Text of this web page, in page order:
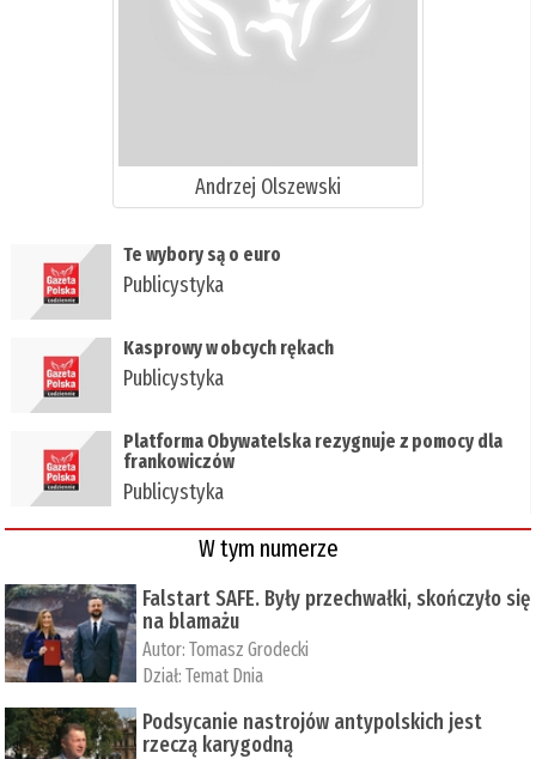
Andrzej Olszewski
Te wybory są o euro
Publicystyka
Kasprowy w obcych rękach
Publicystyka
Platforma Obywatelska rezygnuje z pomocy dla
frankowiczów
Publicystyka
W tym numerze
Falstart SAFE. Były przechwałki, skończyło się
na blamażu
Autor:Tomasz Grodecki
Dział:Temat Dnia
Podsycanie nastrojów antypolskich jest
rzeczą karygodną